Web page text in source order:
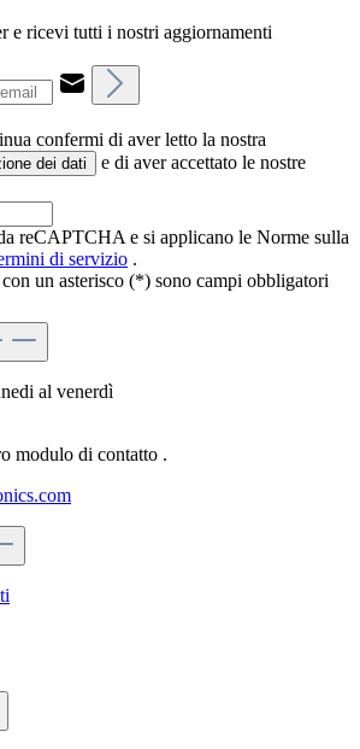
e ricevi tutti i nostri aggiornamenti
confermi di aver letto la nostra
dei dati e di aver accettato le nostre
reCAPTCHA e si applicano le Norme sulla
di servizio .
un asterisco (*) sono campi obbligatori
al venerdì
modulo di contatto .